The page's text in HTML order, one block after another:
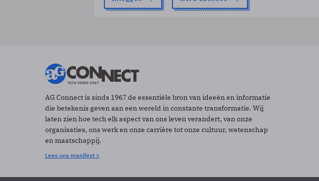
AG Connect is sinds 1967 de essentiële bron van ideeën en informatie
die betekenis geven aan een wereld in constante transformatie. Wij
laten zien hoe tech elk aspect van ons leven verandert, van onze
organisaties, ons werk en onze carrière tot onze cultuur, wetenschap
en maatschappij.
Lees ons manifest >